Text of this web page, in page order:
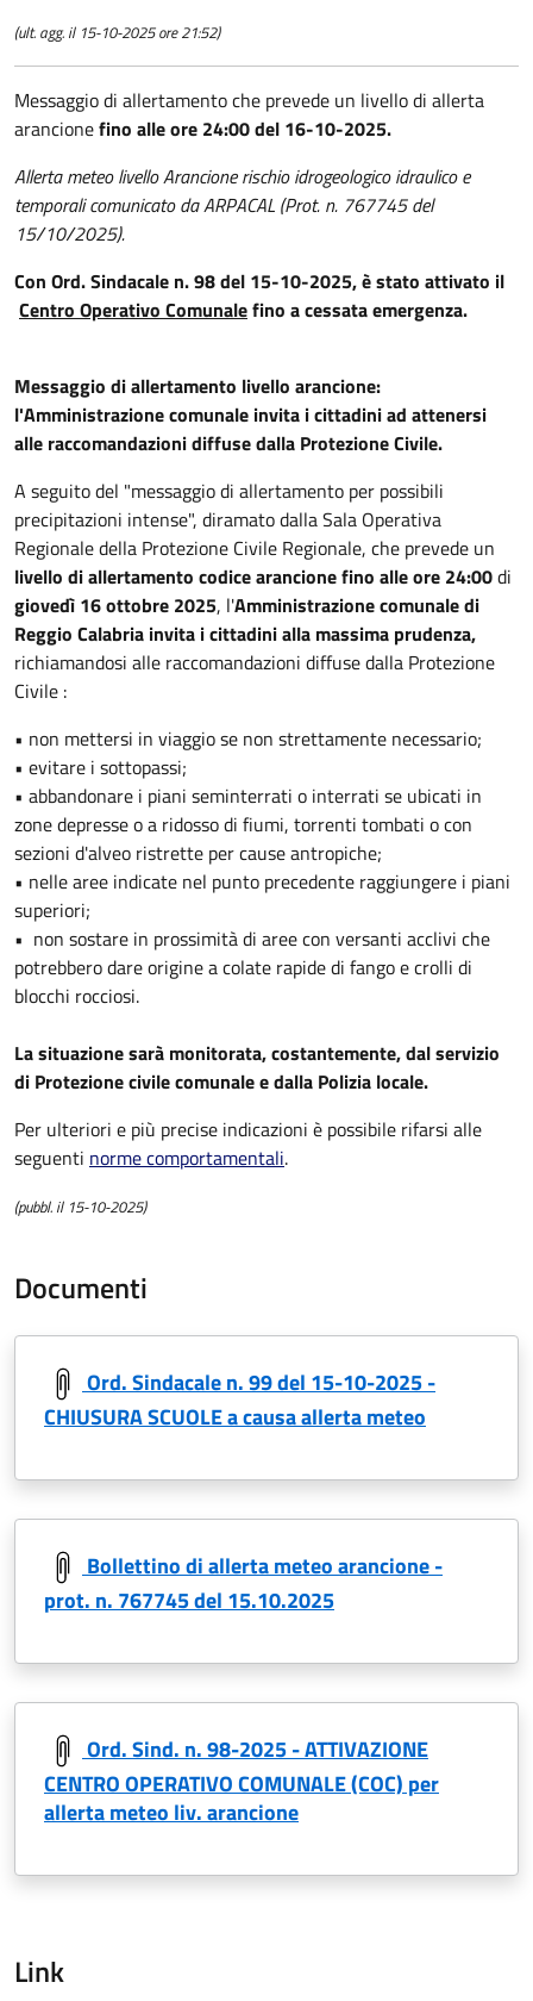
(ult. agg. il 15-10-2025 ore 21:52)
Messaggio di allertamento che prevede un livello di allerta
arancionefino alle ore 24:00 del 16-10-2025.
Allerta meteo livello Arancione rischio idrogeologico idraulico e
temporali comunicato da ARPACAL (Prot. n. 767745 del
15/10/2025).
Con Ord. Sindacale n. 98 del 15-10-2025, è stato attivato il
Centro Operativo Comunalefino a cessata emergenza.
Messaggio di allertamento livello arancione:
l'Amministrazione comunale invita i cittadini ad attenersi
alle raccomandazioni diffuse dalla Protezione Civile.
A seguito del "messaggio di allertamento per possibili
precipitazioni intense", diramato dalla Sala Operativa
Regionale della Protezione Civile Regionale, che prevede un
livello di allertamento codice arancionefino alle ore 24:00di
giovedì 16 ottobre 2025, l'Amministrazione comunale di
Reggio Calabria invita i cittadini alla massima prudenza,
richiamandosi alle raccomandazioni diffuse dalla Protezione
Civile :
• non mettersi in viaggio se non strettamente necessario;
• evitare i sottopassi;
• abbandonare i piani seminterrati o interrati se ubicati in
zone depresse o a ridosso di fiumi, torrenti tombati o con
sezioni d'alveo ristrette per cause antropiche;
• nelle aree indicate nel punto precedente raggiungere i piani
superiori;
• non sostare in prossimità di aree con versanti acclivi che
potrebbero dare origine a colate rapide di fango e crolli di
blocchi rocciosi.
La situazione sarà monitorata, costantemente, dal servizio
di Protezione civile comunale e dalla Polizia locale.
Per ulteriori e più precise indicazioni è possibile rifarsi alle
seguenti norme comportamentali.
(pubbl. il 15-10-2025)
Documenti
Ord. Sindacale n. 99 del 15-10-2025 -
CHIUSURA SCUOLE a causa allerta meteo
Bollettino di allerta meteo arancione -
prot. n. 767745 del 15.10.2025
Ord. Sind. n. 98-2025 - ATTIVAZIONE
CENTRO OPERATIVO COMUNALE (COC) per
allerta meteo liv. arancione
Link